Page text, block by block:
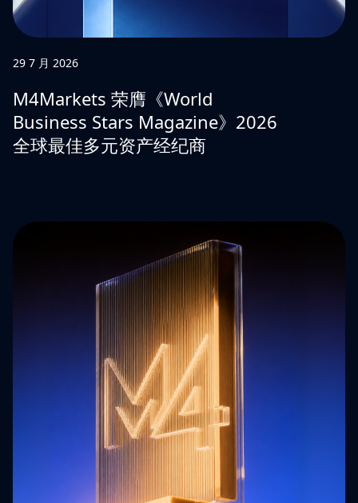
29 7 月 2026
M4Markets 荣膺《World
Business Stars Magazine》2026
全球最佳多元资产经纪商